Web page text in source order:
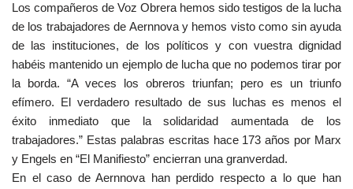
Los compañeros de Voz Obrera hemos sido testigos de la lucha
de los trabajadores de Aernnova y hemos visto como sin ayuda
de las instituciones, de los políticos y con vuestra dignidad
habéis mantenido un ejemplo de lucha que no podemos tirar por
la borda. “A veces los obreros triunfan; pero es un triunfo
efímero. El verdadero resultado de sus luchas es menos el
éxito inmediato que la solidaridad aumentada de los
trabajadores.” Estas palabras escritas hace 173 años por Marx
y Engels en “El Manifiesto” encierran una granverdad.
En el caso de Aernnova han perdido respecto a lo que han